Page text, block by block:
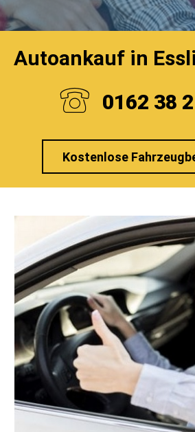
Autoankauf in
0162 38
Kostenlose